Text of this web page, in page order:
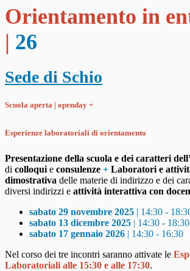
Orientamento in
| 26
Sede di Schio
Scuola aperta | openday +
Esperienze laboratoriali di orientamento
Presentazione della scuola e dei caratteri
di colloqui e consulenze + Laboratori e
dimostrativa delle materie di indirizzo e dei
diversi indirizzi e attività interattiva con
sabato 29 novembre 2025 | 14:30 -
sabato 13 dicembre 2025 | 14:30 - 18:30
sabato 17 gennaio 2026 | 14:30 - 16:30
Nel corso dei tre incontri saranno attivate le
Laboratoriali alle 15:30 e alle 17:30.